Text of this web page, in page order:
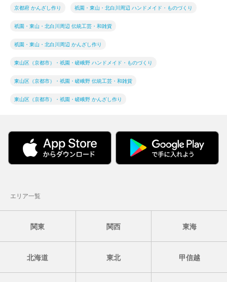
京都府 かんざし作り 祇園・東山・北白川周辺 ハンドメイド・ものづくり
祇園・東山・北白川周辺 伝統工芸・和雑貨
祇園・東山・北白川周辺 かんざし作り
東山区（京都市）・祇園・嵯峨野 ハンドメイド・ものづくり
東山区（京都市）・祇園・嵯峨野 伝統工芸・和雑貨
東山区（京都市）・祇園・嵯峨野 かんざし作り
エリア一覧
関東 関西 東海
北海道 東北 甲信越